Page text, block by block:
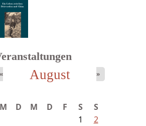
Thomas - Erdrutsch der...
August
« »
M D M D F S
S
1
2